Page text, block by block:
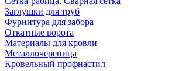
Заглушки для труб
Фурнитура для забора
Откатные ворота
Материалы для кровли
Металлочерепица
Кровельный профнастил